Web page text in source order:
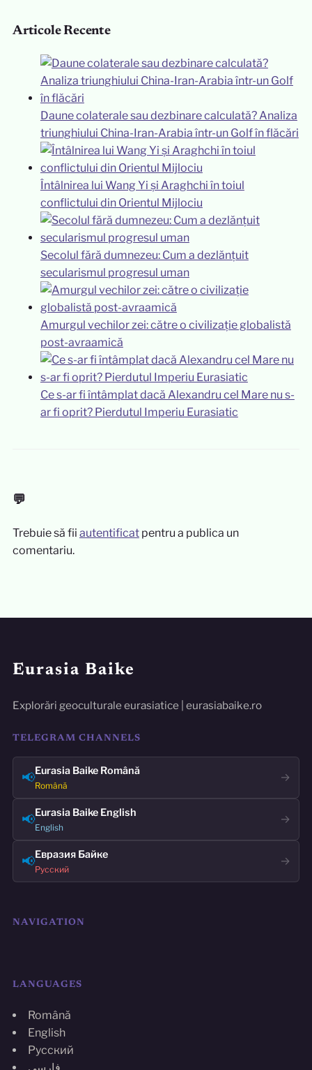
Articole Recente
Daune colaterale sau dezbinare calculată? Analiza
triunghiului China-Iran-Arabia într-un Golf în flăcări
Întâlnirea lui Wang Yi și Araghchi în toiul
conflictului din Orientul Mijlociu
Secolul fără dumnezeu: Cum a dezlănțuit
secularismul progresul uman
Amurgul vechilor zei: către o civilizație globalistă
post-avraamică
Ce s-ar fi întâmplat dacă Alexandru cel Mare nu s-
ar fi oprit? Pierdutul Imperiu Eurasiatic
💬
Trebuie să fii autentificatpentru a publica un
comentariu.
Eurasia Baike
Explorări geoculturale eurasiatice | eurasiabaike.ro
TELEGRAM CHANNELS
📢Eurasia Baike Română
Română
→
📢Eurasia Baike English
English
→
📢Евразия Байке
Русский
→
NAVIGATION
LANGUAGES
Română
English
Русский